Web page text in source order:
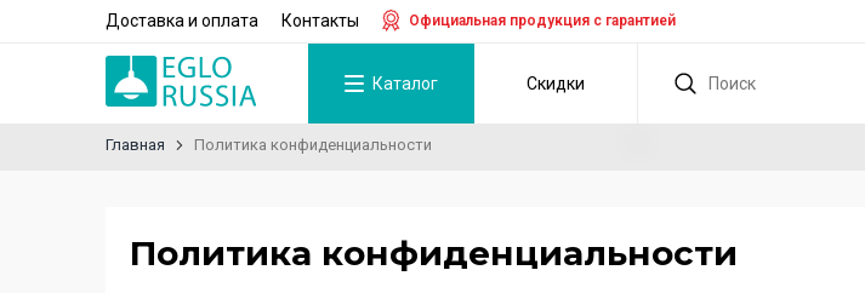
Доставка и оплата Контакты Официальная продукция с гарантией
Каталог Скидки
Главная Политика конфиденциальности
Политика конфиденциальности